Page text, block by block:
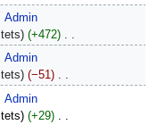
Admin
+472 ‎
Admin
−51 ‎
Admin
+29 ‎